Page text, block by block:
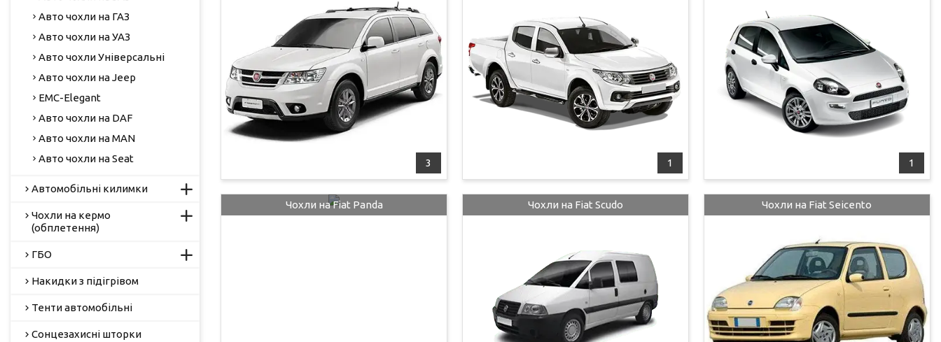
3 1 1
Чохли на Fiat Panda Чохли на Fiat Scudo Чохли на Fiat Seicento
Авто чохли на ГАЗ
Авто чохли на УАЗ
Авто чохли Універсальні
Авто чохли на Jeep
EMC-Elegant
Авто чохли на DAF
Авто чохли на MAN
Авто чохли на Seat
Автомобільні килимки
Чохли на кермо
(обплетення)
ГБО
Накидки з підігрівом
Тенти автомобільні
Сонцезахисні шторки